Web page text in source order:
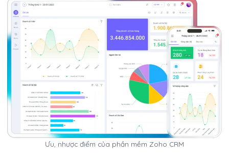
Ưu, nhược điểm của phần mềm Zoho CRM